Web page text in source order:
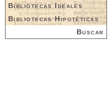
Bibliotecas Ideales
Bibliotecas Hipotéticas
Buscar